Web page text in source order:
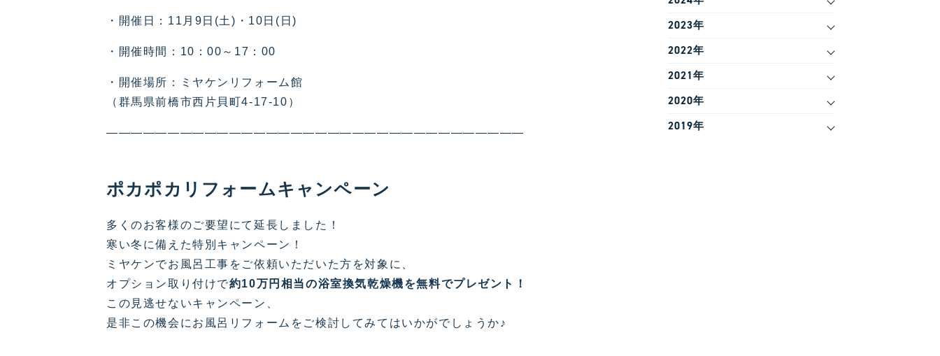
・開催日：11月9日(土)・10日(日)
・開催時間：10：00～17：00
・開催場所：ミヤケンリフォーム館
（群馬県前橋市西片貝町4-17-10）
——————————————————————————————————
ポカポカリフォームキャンペーン
多くのお客様のご要望にて延長しました！
寒い冬に備えた特別キャンペーン！
ミヤケンでお風呂工事をご依頼いただいた方を対象に、
オプション取り付けで約10万円相当の浴室換気乾燥機を無料でプレゼント！
この見逃せないキャンペーン、
是非この機会にお風呂リフォームをご検討してみてはいかがでしょうか♪
2023年
2022年
2021年
2020年
2019年